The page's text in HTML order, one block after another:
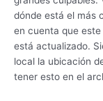
dónde está el más
en cuenta que
está actualizado.
local la ubicación
tener esto en el